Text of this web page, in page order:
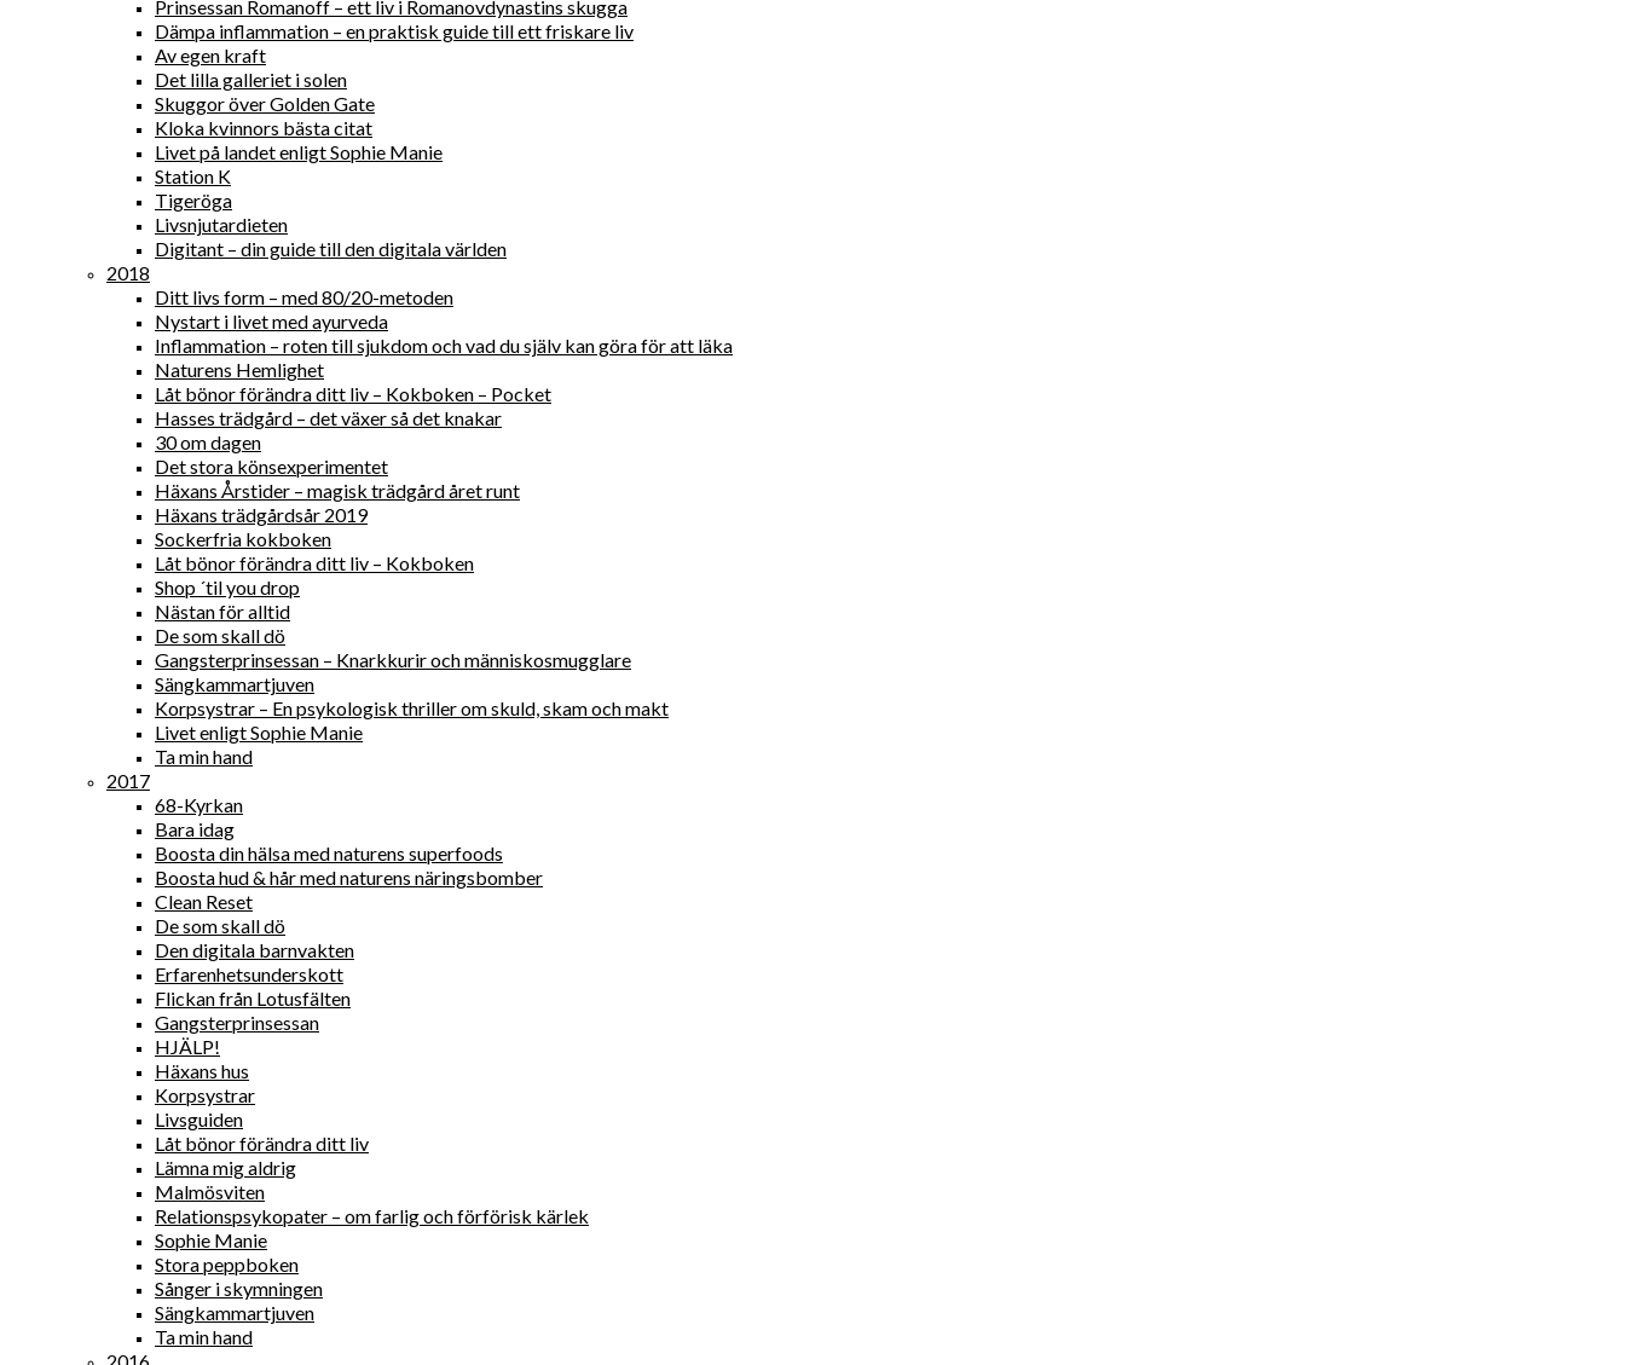
Prinsessan Romanoff – ett liv i Romanovdynastins skugga
Dämpa inflammation – en praktisk guide till ett friskare liv
Av egen kraft
Det lilla galleriet i solen
Skuggor över Golden Gate
Kloka kvinnors bästa citat
Livet på landet enligt Sophie Manie
Station K
Tigeröga
Livsnjutardieten
Digitant – din guide till den digitala världen
2018
Ditt livs form – med 80/20-metoden
Nystart i livet med ayurveda
Inflammation – roten till sjukdom och vad du själv kan göra för att läka
Naturens Hemlighet
Låt bönor förändra ditt liv – Kokboken – Pocket
Hasses trädgård – det växer så det knakar
30 om dagen
Det stora könsexperimentet
Häxans Årstider – magisk trädgård året runt
Häxans trädgårdsår 2019
Sockerfria kokboken
Låt bönor förändra ditt liv – Kokboken
Shop ´til you drop
Nästan för alltid
De som skall dö
Gangsterprinsessan – Knarkkurir och människosmugglare
Sängkammartjuven
Korpsystrar – En psykologisk thriller om skuld, skam och makt
Livet enligt Sophie Manie
Ta min hand
2017
68-Kyrkan
Bara idag
Boosta din hälsa med naturens superfoods
Boosta hud & hår med naturens näringsbomber
Clean Reset
De som skall dö
Den digitala barnvakten
Erfarenhetsunderskott
Flickan från Lotusfälten
Gangsterprinsessan
HJÄLP!
Häxans hus
Korpsystrar
Livsguiden
Låt bönor förändra ditt liv
Lämna mig aldrig
Malmösviten
Relationspsykopater – om farlig och förförisk kärlek
Sophie Manie
Stora peppboken
Sånger i skymningen
Sängkammartjuven
Ta min hand